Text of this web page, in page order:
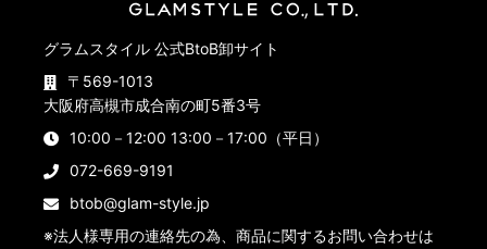
グラムスタイル 公式BtoB卸サイト
〒569-1013
大阪府高槻市成合南の町5番3号
10:00－12:00 13:00－17:00（平日）
072-669-9191
btob@glam-style.jp
※法人様専用の連絡先の為、商品に関するお問い合わせは